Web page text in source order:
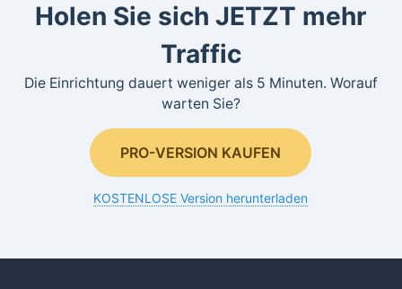
Holen Sie sich JETZT mehr
Traffic
Die Einrichtung dauert weniger als 5 Minuten. Worauf
warten Sie?
PRO-VERSION KAUFEN
KOSTENLOSE Version herunterladen